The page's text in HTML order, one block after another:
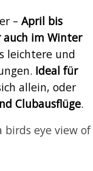
– April bis
auch im Winter
leichtere und
Ideal für
allein, oder
Clubausflüge.